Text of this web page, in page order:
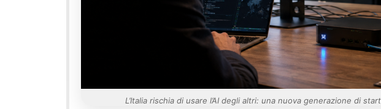
L’Italia rischia di usare l’AI degli altri: una nuova generazione di